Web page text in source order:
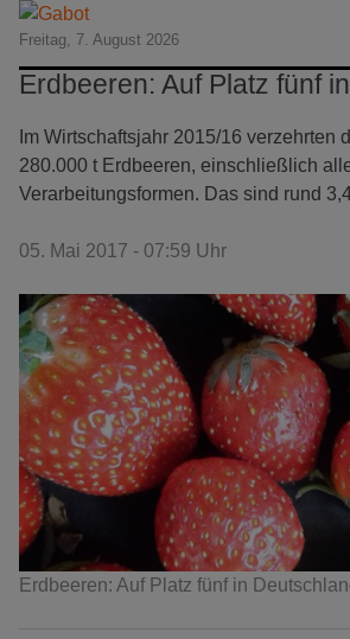
Freitag, 7. August 2026
Erdbeeren: Auf Platz fünf
Im Wirtschaftsjahr 2015/16 verzehrten
280.000 t Erdbeeren, einschließlich
Verarbeitungsformen. Das sind rund
05. Mai 2017 - 07:59 Uhr
Erdbeeren: Auf Platz fünf in